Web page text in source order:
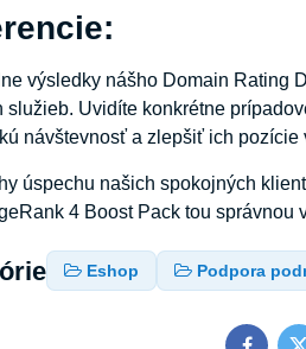
výsledky nášho Domain Rating
služieb. Uvidíte konkrétne
návštevnosť a zlepšiť ich pozície
úspechu našich spokojných
4 Boost Pack tou
Eshop Podpora